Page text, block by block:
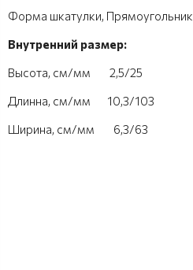
Форма шкатулки, Прямоугольник
Внутренний размер:
Высота, см/мм 2,5/25
Длинна, см/мм 10,3/103
Ширина, см/мм 6,3/63